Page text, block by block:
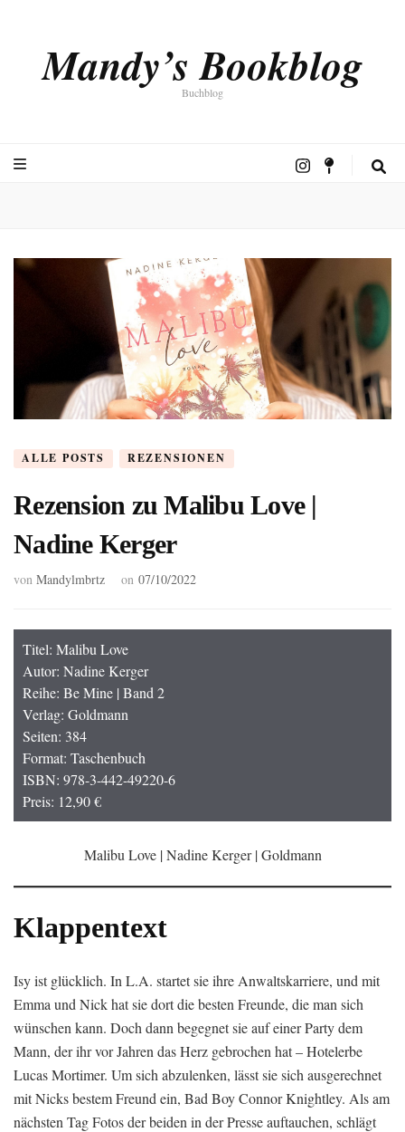
Mandy’s Bookblog
Buchblog
ALLE POSTS REZENSIONEN
Rezension zu Malibu Love |
Nadine Kerger
von Mandylmbrtz on 07/10/2022
Titel: Malibu Love
Autor: Nadine Kerger
Reihe: Be Mine | Band 2
Verlag: Goldmann
Seiten: 384
Format: Taschenbuch
ISBN: 978-3-442-49220-6
Preis: 12,90 €
Malibu Love | Nadine Kerger | Goldmann
Klappentext
Isy ist glücklich. In L.A. startet sie ihre Anwaltskarriere, und mit
Emma und Nick hat sie dort die besten Freunde, die man sich
wünschen kann. Doch dann begegnet sie auf einer Party dem
Mann, der ihr vor Jahren das Herz gebrochen hat – Hotelerbe
Lucas Mortimer. Um sich abzulenken, lässt sie sich ausgerechnet
mit Nicks bestem Freund ein, Bad Boy Connor Knightley. Als am
nächsten Tag Fotos der beiden in der Presse auftauchen, schlägt